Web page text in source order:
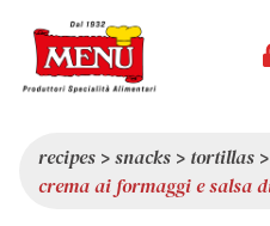
CATALOGUE
SERVICES
LATEST NEWS
PRIZES
ABOUT US
QUALITY
recipes >snacks > tortillas >
crema ai formaggi e salsa